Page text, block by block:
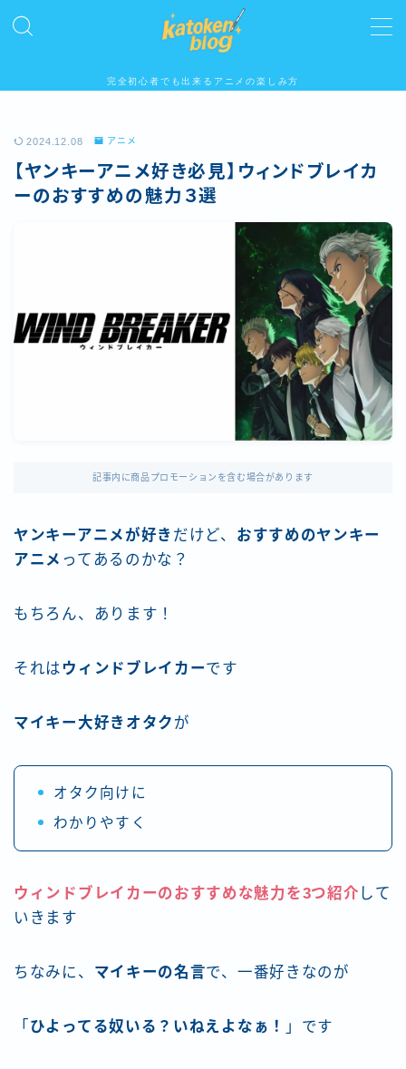
完全初心者でも出来るアニメの楽しみ方
プロフィール
お問い合わせ
2024.12.08 アニメ
【ヤンキーアニメ好き必見】ウィンドブレイカ
ーのおすすめの魅力３選
記事内に商品プロモーションを含む場合があります
ヤンキーアニメが好き だけど、 おすすめのヤンキー
アニメ ってあるのかな？
もちろん、あります！
それはウィンドブレイカーです
マイキー大好きオタク が
オタク向けに
わかりやすく
ウィンドブレイカーのおすすめな魅力を3つ紹介 して
いきます
ちなみに、 マイキーの名言で、一番好きなのが
「 ひよってる奴いる？いねえよなぁ！ 」です